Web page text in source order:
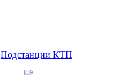
Подстанции КТП